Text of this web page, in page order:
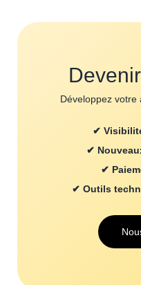
Développez votre
✔
✔
✔
✔ Outils